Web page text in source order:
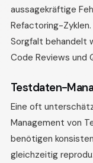
aussagekräftige
Refactoring-
Sorgfalt behandelt
Code Reviews und
Testdaten-
Eine oft
Management von
benötigen
gleichzeitig